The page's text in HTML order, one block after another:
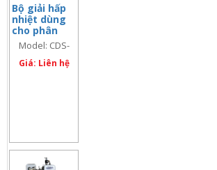
Bộ giải hấp
nhiệt dùng
cho phân
tích các hợp
chất hữu cơ
trong không
Model: CDS-
7550S
Giá: Liên hệ